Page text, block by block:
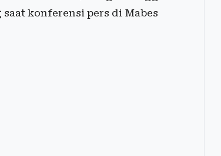
konferensi pers di Mabes